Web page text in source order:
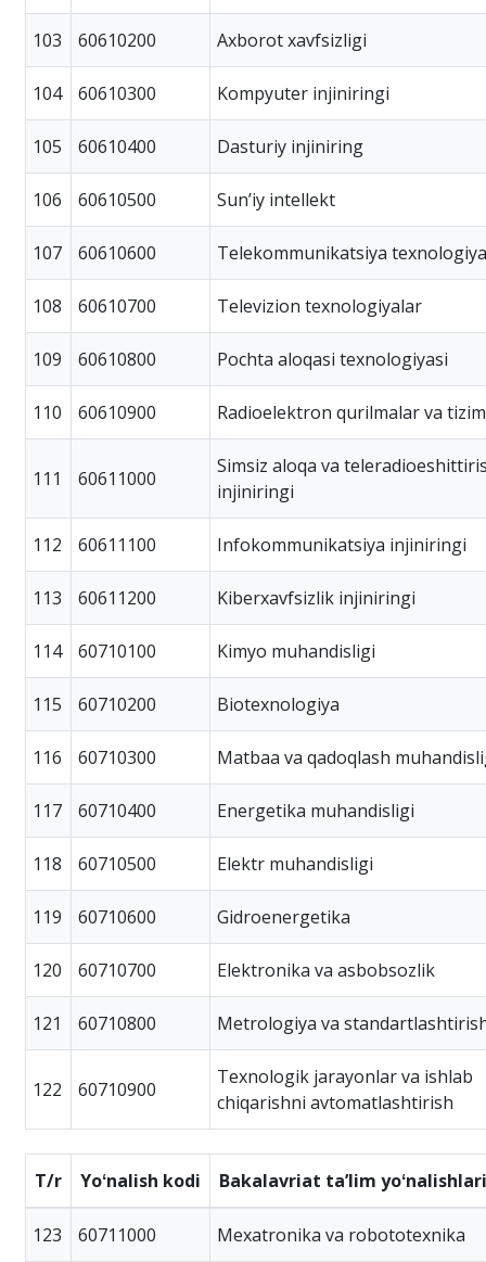
103 60610200 Axborot xavfsizligi
104 60610300 Kompyuter injiniringi
105 60610400 Dasturiy injiniring
106 60610500 Sunʼiy intellekt
107 60610600 Telekommunikatsiya
108 60610700 Televizion texnologiyalar
109 60610800 Pochta aloqasi texnologiyasi
110 60610900 Radioelektron qurilmalar va
111 60611000
Simsiz aloqa va
injiniringi
112 60611100 Infokommunikatsiya injiniringi
113 60611200 Kiberxavfsizlik injiniringi
114 60710100 Kimyo muhandisligi
115 60710200 Biotexnologiya
116 60710300 Matbaa va qadoqlash
117 60710400 Energetika muhandisligi
118 60710500 Elektr muhandisligi
119 60710600 Gidroenergetika
120 60710700 Elektronika va asbobsozlik
121 60710800 Metrologiya va
122 60710900
Texnologik jarayonlar va ishlab
chiqarishni avtomatlashtirish
T/r Yoʻnalish kodi Bakalavriat taʼlim
123 60711000 Mexatronika va robototexnika